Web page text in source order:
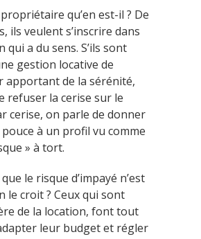
qu’en est-il ? De
ils veulent s’inscrire dans
qui a du sens. S’ils sont
gestion locative de
apportant de la sérénité,
refuser la cerise sur le
cerise, on parle de donner
à un profil vu comme
» à tort.
le risque d’impayé n’est
le croit ? Ceux qui sont
de la location, font tout
leur budget et régler